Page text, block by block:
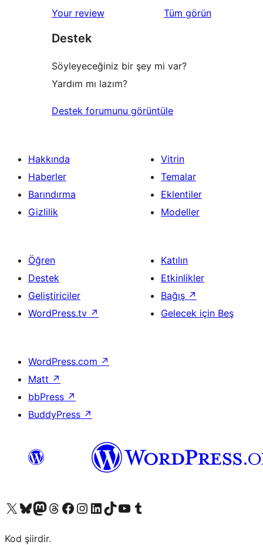
inceleme
yıldızlı
inceleme
Your review Tüm değerlendirmeleri
görün
Destek
Söyleyeceğiniz bir şey mi var?
Yardım mı lazım?
Destek forumunu görüntüle
Hakkında
Haberler
Barındırma
Gizlilik
Vitrin
Temalar
Eklentiler
Modeller
Öğren
Destek
Geliştiriciler
WordPress.tv ↗
Katılın
Etkinlikler
Bağış ↗
Gelecek için Beş
WordPress.com ↗
Matt ↗
bbPress ↗
BuddyPress ↗
X (eski Twitter) hesabımıza bakın
Bluesky hesabımızı ziyaret edinMastodon hesabımızı ziyaret edinThreads hesabımızı ziyaret edinFacebook sayfamızı ziyaret edinInstagram hesabımızı ziyaret edinLinkedIn hesabımızı ziyaret edinTikTok hesabımızı ziyaret edinYouTube kanalımızı ziyaret edinTumblr hesabımızı ziyaret edin
Kod şiirdir.